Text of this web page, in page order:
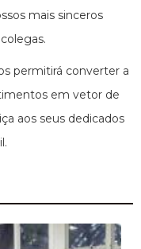
mais sinceros
permitirá converter a
em vetor de
aos seus dedicados